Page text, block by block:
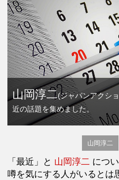
山岡淳二(ジャパンアクシ
近の話題を集めました。
山岡淳二
「最近」と 山岡淳二 につ
噂を気にする人がいるとは